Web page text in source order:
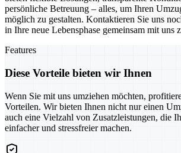
persönliche Betreuung – alles, um Ihren
möglich zu gestalten. Kontaktieren Sie uns
in Ihre neue Lebensphase gemeinsam mit uns
Features
Diese Vorteile bieten wir Ihnen
Wenn Sie mit uns umziehen möchten,
Vorteilen. Wir bieten Ihnen nicht nur einen
auch eine Vielzahl von Zusatzleistungen, die
einfacher und stressfreier machen.